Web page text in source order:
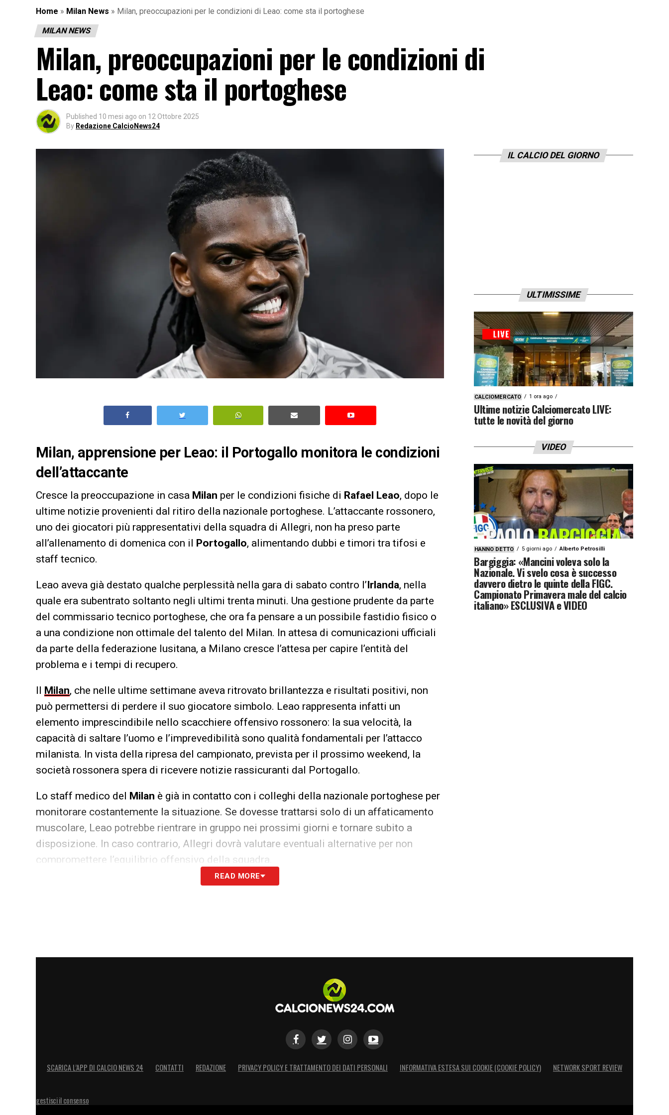
Home » Milan News » Milan, preoccupazioni per le condizioni di Leao: come sta il portoghese
MILAN NEWS
Milan, preoccupazioni per le condizioni di
Leao: come sta il portoghese
Published 10 mesi ago on 12 Ottobre 2025
By Redazione CalcioNews24
Milan, apprensione per Leao: il Portogallo monitora le condizioni
dell’attaccante
Cresce la preoccupazione in casa Milan per le condizioni fisiche di Rafael Leao, dopo le
ultime notizie provenienti dal ritiro della nazionale portoghese. L’attaccante rossonero,
uno dei giocatori più rappresentativi della squadra di Allegri, non ha preso parte
all’allenamento di domenica con il Portogallo, alimentando dubbi e timori tra tifosi e
staff tecnico.
Leao aveva già destato qualche perplessità nella gara di sabato contro l’Irlanda, nella
quale era subentrato soltanto negli ultimi trenta minuti. Una gestione prudente da parte
del commissario tecnico portoghese, che ora fa pensare a un possibile fastidio fisico o
a una condizione non ottimale del talento del Milan. In attesa di comunicazioni ufficiali
da parte della federazione lusitana, a Milano cresce l’attesa per capire l’entità del
problema e i tempi di recupero.
Il Milan, che nelle ultime settimane aveva ritrovato brillantezza e risultati positivi, non
può permettersi di perdere il suo giocatore simbolo. Leao rappresenta infatti un
elemento imprescindibile nello scacchiere offensivo rossonero: la sua velocità, la
capacità di saltare l’uomo e l’imprevedibilità sono qualità fondamentali per l’attacco
milanista. In vista della ripresa del campionato, prevista per il prossimo weekend, la
società rossonera spera di ricevere notizie rassicuranti dal Portogallo.
Lo staff medico del Milan è già in contatto con i colleghi della nazionale portoghese per
monitorare costantemente la situazione. Se dovesse trattarsi solo di un affaticamento
muscolare, Leao potrebbe rientrare in gruppo nei prossimi giorni e tornare subito a
disposizione. In caso contrario, Allegri dovrà valutare eventuali alternative per non
compromettere l’equilibrio offensivo della squadra.
La pausa per le nazionali, spesso utile per far rifiatare i giocatori, rischia dunque di
suo talento per continuare la corsa ai vertici della classifica e per affrontare al meglio i
Leao, quanto è dura la salita! Rafa al bivio: viaggio dentro il momento
READ MORE
IL CALCIO DEL GIORNO
ULTIMISSIME
CALCIOMERCATO 1 ora ago
Ultime notizie Calciomercato LIVE:
tutte le novità del giorno
VIDEO
HANNO DETTO 5 giorni ago Alberto Petrosilli
Bargiggia: «Mancini voleva solo la
Nazionale. Vi svelo cosa è successo
davvero dietro le quinte della FIGC.
Campionato Primavera male del calcio
italiano» ESCLUSIVA e VIDEO
SCARICA L’APP DI CALCIO NEWS 24 CONTATTI REDAZIONE PRIVACY POLICY E TRATTAMENTO DEI DATI PERSONALI INFORMATIVA ESTESA SUI COOKIE (COOKIE POLICY) NETWORK SPORT REVIEW
gestisci il consenso